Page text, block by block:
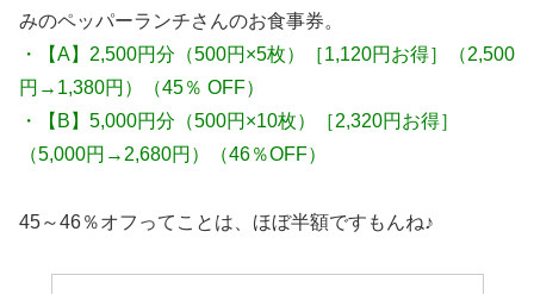
みのペッパーランチさんのお食事券。
・【A】2,500円分（500円×5枚）［1,120円お得］（2,500
円→1,380円）（45％ OFF）
・【B】5,000円分（500円×10枚）［2,320円お得］
（5,000円→2,680円）（46％OFF）
45～46％オフってことは、ほぼ半額ですもんね♪